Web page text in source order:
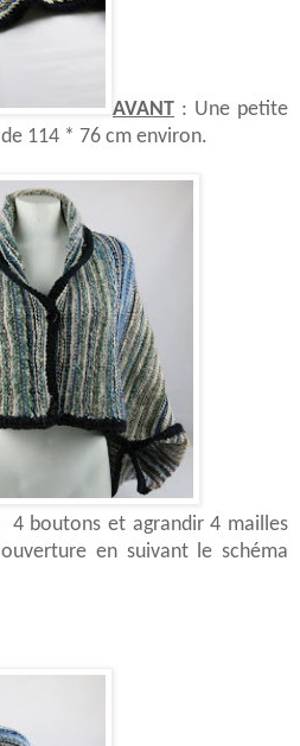
AVANT : Une petite
114 * 76 cm environ.
4 boutons et agrandir 4 mailles
en suivant le schéma